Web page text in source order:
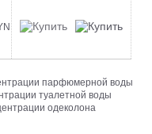
парфюмерной воды
туалетной воды
одеколона